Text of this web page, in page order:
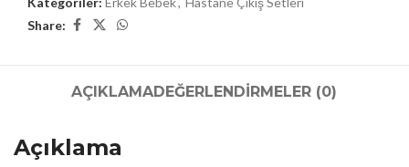
Share:
AÇIKLAMADEĞERLENDIRMELER (0)
Açıklama